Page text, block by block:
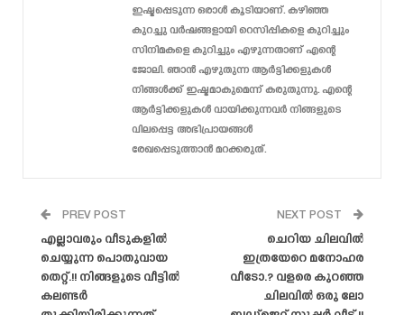
ഇഷ്ടപ്പെടുന്ന ഒരാൾ കൂടിയാണ്. കഴിഞ്ഞ
കുറച്ചു വർഷങ്ങളായി റെസിപ്പികളെ കുറിച്ചും
സിനിമകളെ കുറിച്ചും എഴുന്നതാണ് എന്റെ
ജോലി. ഞാൻ എഴുതുന്ന ആർട്ടിക്കളുകൾ
നിങ്ങൾക്ക് ഇഷ്ടമാകുമെന്ന് കരുതുന്നു. എന്റെ
ആർട്ടിക്കളുകൾ വായിക്കുന്നവർ നിങ്ങളുടെ
വിലപ്പെട്ട അഭിപ്രായങ്ങൾ
രേഖപ്പെടുത്താൻ മറക്കരുത്.
PREV POST
എല്ലാവരും വീടുകളിൽ
ചെയ്യുന്ന പൊതുവായ
തെറ്റ്.!! നിങ്ങളുടെ വീട്ടിൽ
കലണ്ടർ
NEXT POST
ചെറിയ ചിലവിൽ
ഇത്രയേറെ മനോഹര
വീടോ.? വളരെ കുറഞ്ഞ
ചിലവിൽ ഒരു ലോ